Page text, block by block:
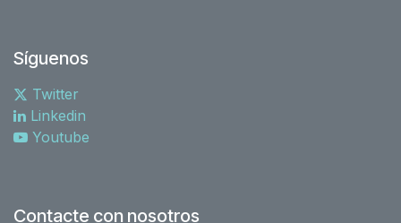
Síguenos
Twitter
Linkedin
Youtube
Contacte con nosotros